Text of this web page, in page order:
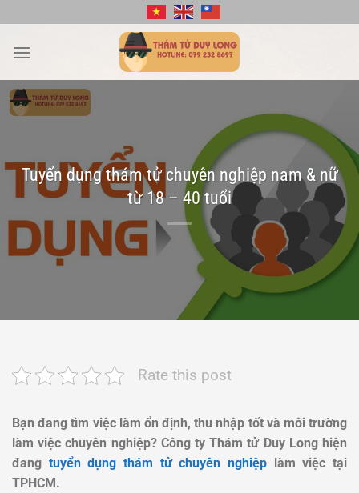
qua
nội
Tuyển dụng thám tử chuyên nghiệp nam & nữ
từ 18 – 40 tuổi
Rate this post
Bạn đang tìm việc làm ổn định, thu nhập tốt và môi trường
làm việc chuyên nghiệp? Công ty Thám tử Duy Long hiện
đang tuyển dụng thám tử chuyên nghiệp làm việc tại
TPHCM.